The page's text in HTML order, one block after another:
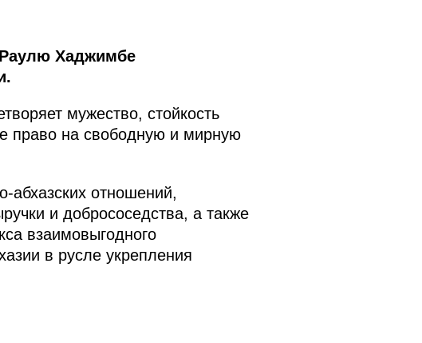
Хаджимбе
мужество, стойкость
право на свободную и мирную
абхазских отношений,
и добрососедства, а также
взаимовыгодного
в русле укрепления